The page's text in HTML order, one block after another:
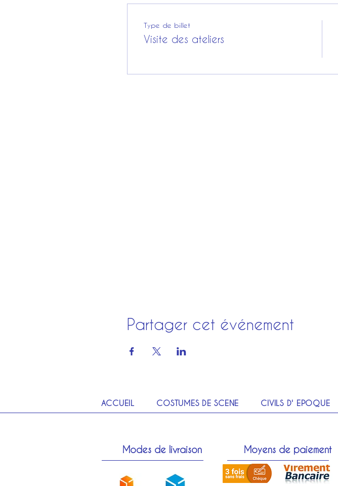
Type de billet
Visite des ateliers
Partager cet événement
ACCUEIL COSTUMES DE SCENE CIVILS D' EPOQUE
Modes de livraison Moyens de paiement